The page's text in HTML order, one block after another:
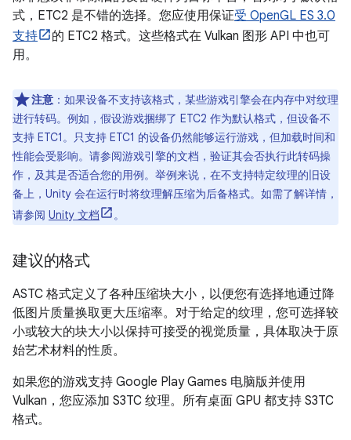
式，ETC2 是不错的选择。您应使用保证受 OpenGL ES 3.0
支持
的 ETC2 格式。这些格式在 Vulkan 图形 API 中也可
用。
注意 ：如果设备不支持该格式，某些游戏引擎会在内存中对纹理
进行转码。例如，假设游戏捆绑了 ETC2 作为默认格式，但设备不
支持 ETC1。只支持 ETC1 的设备仍然能够运行游戏，但加载时间和
性能会受影响。请参阅游戏引擎的文档，验证其会否执行此转码操
作，及其是否适合您的用例。举例来说，在不支持特定纹理的旧设
备上，Unity 会在运行时将纹理解压缩为后备格式。如需了解详情，
请参阅 Unity 文档 。
建议的格式
ASTC 格式定义了各种压缩块大小，以便您有选择地通过降
低图片质量换取更大压缩率。对于给定的纹理，您可选择较
小或较大的块大小以保持可接受的视觉质量，具体取决于原
始艺术材料的性质。
如果您的游戏支持 Google Play Games 电脑版并使用
Vulkan，您应添加 S3TC 纹理。所有桌面 GPU 都支持 S3TC
格式。